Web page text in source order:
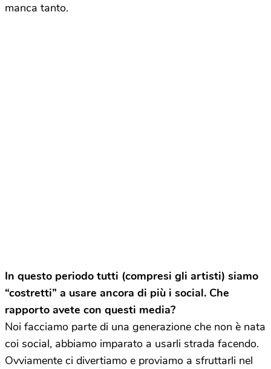
manca tanto.
In questo periodo tutti (compresi gli artisti) siamo
“costretti” a usare ancora di più i social. Che
rapporto avete con questi media?
Noi facciamo parte di una generazione che non è nata
coi social, abbiamo imparato a usarli strada facendo.
Ovviamente ci divertiamo e proviamo a sfruttarli nel